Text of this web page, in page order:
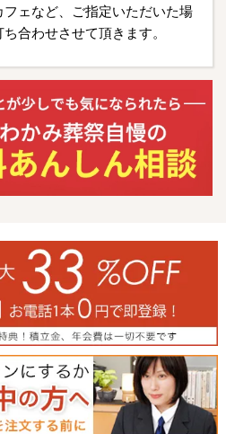
ェなど、ご指定いただいた場
合わせさせて頂きます。